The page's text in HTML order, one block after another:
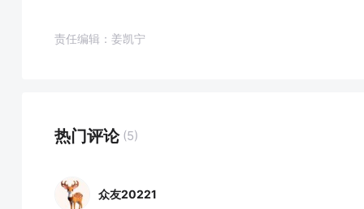
责任编辑：姜凯宁
热门评论 (5)
众友20221